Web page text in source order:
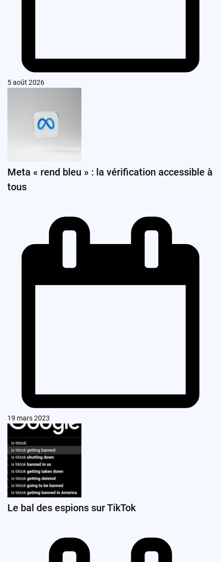
5 août 2026
Meta « rend bleu » : la vérification accessible à
tous
19 mars 2023
Le bal des espions sur TikTok